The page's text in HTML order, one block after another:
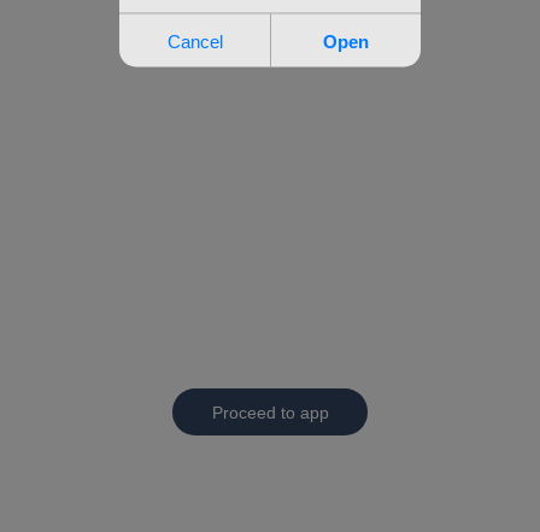
Proceed to app